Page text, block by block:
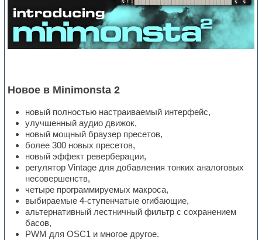
Новое в Minimonsta 2
новый полностью настраиваемый интерфейс,
улучшенный аудио движок,
новый мощный браузер пресетов,
более 300 новых пресетов,
новый эффект реверберации,
регулятор Vintage для добавления тонких аналоговых
несовершенств,
четыре программируемых макроса,
выбираемые 4-ступенчатые огибающие,
альтернативный лестничный фильтр с сохранением
басов,
PWM для OSC1 и многое другое.